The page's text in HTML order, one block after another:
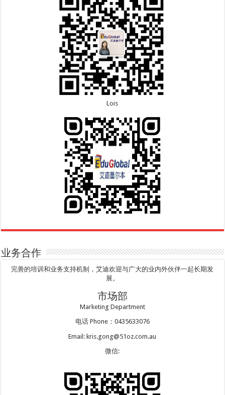
Lois
业务合作
完善的培训和业务支持机制，艾迪欢迎与广大的业内外伙伴一起长期发
展。
市场部
Marketing Department
电话 Phone：0435633076
Email: kris.gong@51oz.com.au
微信: